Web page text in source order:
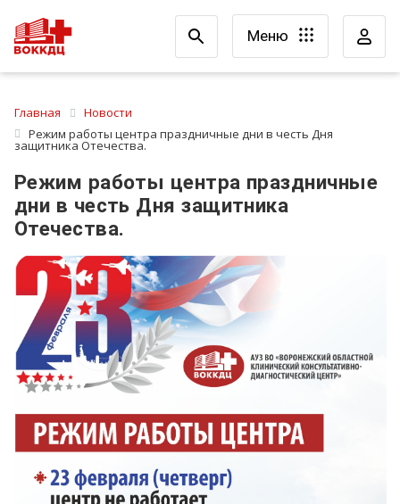
Меню
Главная
Новости
Режим работы центра праздничные дни в честь Дня
защитника Отечества.
Режим работы центра праздничные
дни в честь Дня защитника
Отечества.